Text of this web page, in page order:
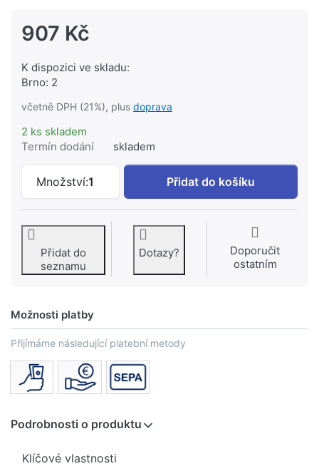
907 Kč
K dispozici ve skladu:
Brno: 2
včetně DPH (21%), plus doprava
2 ks skladem
Termín dodání
skladem
Množství:1
GROHE Grohtherm 3000
Přidat do košíku
Přidat do
seznamu
Dotazy?
Doporučit
ostatním
Možnosti platby
Přijímáme následující platební metody
Podrobnosti o produktu
Klíčové vlastnosti